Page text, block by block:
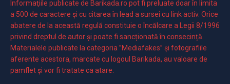
Informaţiile publicate de Barikada.ro pot fi preluate doar în limita
a 500 de caractere şi cu citarea în lead a sursei cu link activ. Orice
abatere de la această regulă constituie o încălcare a Legii 8/1996
privind dreptul de autor și poate fi sancționată în consecință.
Materialele publicate la categoria ”Mediafakes” și fotografiile
aferente acestora, marcate cu logoul Barikada, au valoare de
pamflet și vor fi tratate ca atare.